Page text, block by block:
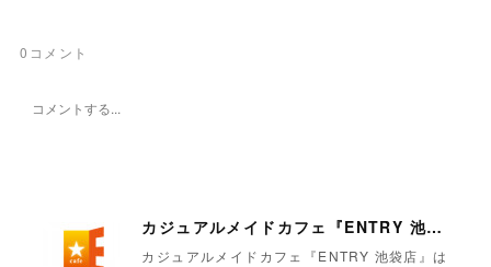
0 コメント
カジュアルメイドカフェ『ENTRY 池袋店』
カジュアルメイドカフェ『ENTRY 池袋店』は